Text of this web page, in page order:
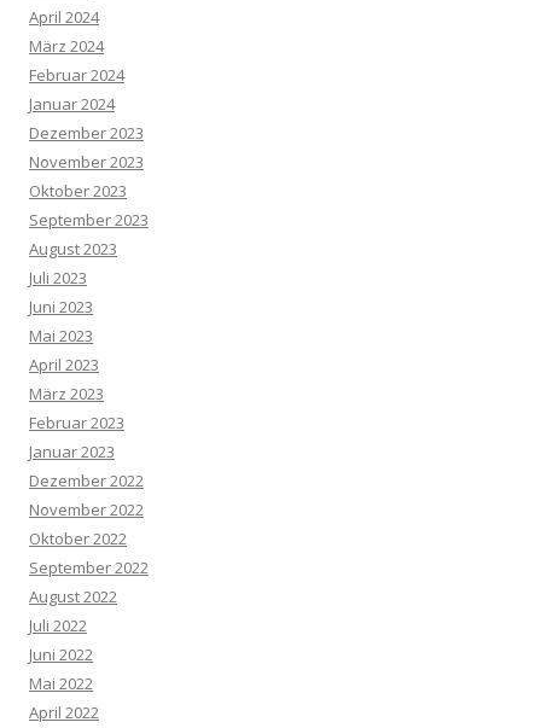
April 2024
März 2024
Februar 2024
Januar 2024
Dezember 2023
November 2023
Oktober 2023
September 2023
August 2023
Juli 2023
Juni 2023
Mai 2023
April 2023
März 2023
Februar 2023
Januar 2023
Dezember 2022
November 2022
Oktober 2022
September 2022
August 2022
Juli 2022
Juni 2022
Mai 2022
April 2022